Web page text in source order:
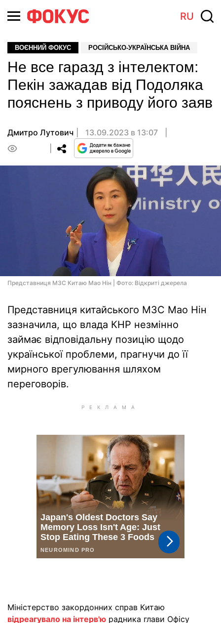
RU
ВОЄННИЙ ФОКУС РОСІЙСЬКО-УКРАЇНСЬКА ВІЙНА
Не все гаразд з інтелектом:
Пекін зажадав від Подоляка
пояснень з приводу його заяв
Дмитро Лутович
13.09.2023 в 13:07
Представниця МЗС Китаю Мао Нін | Фото: Відкриті джерела
Представниця китайського МЗС Мао Нін
зазначила, що влада КНР незмінно
займає відповідальну позицію щодо
української проблеми, прагнучи до її
мирного врегулювання шляхом
переговорів.
Міністерство закордонних справ Китаю
відреагувало на інтерв'ю радника глави Офісу